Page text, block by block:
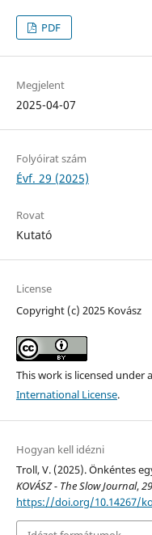
PDF
Megjelent
2025-04-07
Folyóirat szám
Évf. 29 (2025)
Rovat
Kutató
License
Copyright (c) 2025 Kovász
This work is licensed under a
International License.
Hogyan kell idézni
Troll, V. (2025). Önkéntes
KOVÁSZ - The Slow Journal,29
https://doi.org/10.14267/